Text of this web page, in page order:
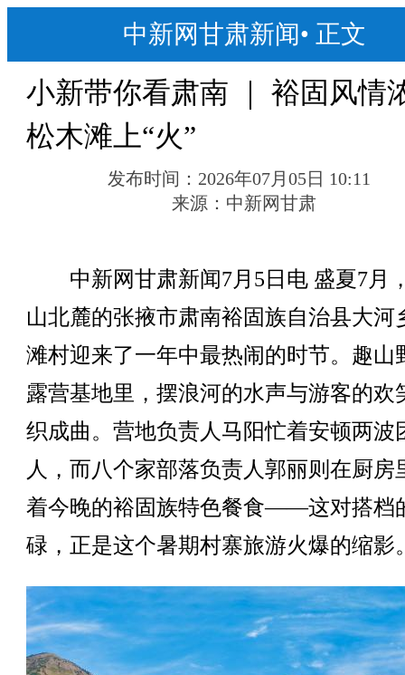
中新网甘肃新闻• 正文
小新带你看肃南 ｜ 裕固风情
松木滩上“火”
发布时间： 2026年07月05日 10:11
来源： 中新网甘肃
中新网甘肃新闻7月5日电 盛夏7月
山北麓的张掖市肃南裕固族自治县大河
滩村迎来了一年中最热闹的时节。趣山
露营基地里，摆浪河的水声与游客的欢
织成曲。营地负责人马阳忙着安顿两波
人，而八个家部落负责人郭丽则在厨房
着今晚的裕固族特色餐食——这对搭档
碌，正是这个暑期村寨旅游火爆的缩影